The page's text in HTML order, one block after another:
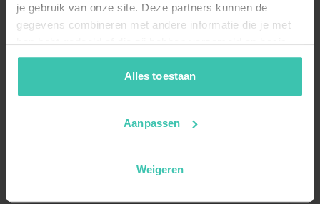
je gebruik van onze site. Deze partners kunnen de
gegevens combineren met andere informatie die je met
hen hebt gedeeld of die zij hebben verzameld op basis
van je gebruik van hun diensten. Zo zorgen we ervoor dat
jouw vakantiezoektocht soepel en op maat verloopt!
Alles toestaan
Aanpassen
Weigeren